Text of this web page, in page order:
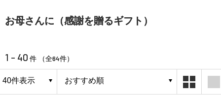
お母さんに（感謝を贈るギフト）
1 - 40 件 （全64件）